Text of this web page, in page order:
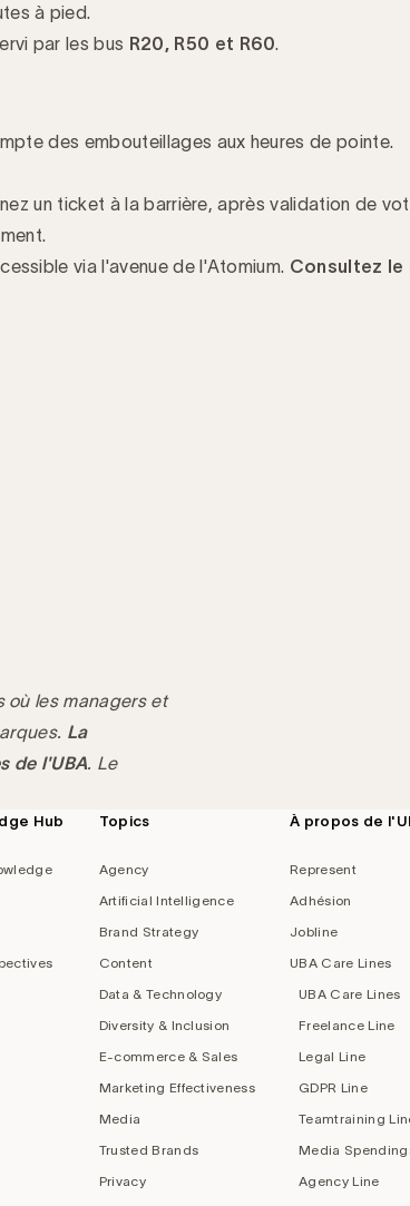
à pied.
par les bus R20, R50 et R60
des embouteillages aux heures de pointe.
un ticket à la barrière, après validation de
via l'avenue de l'Atomium. Consultez le
où les managers et
La
de l'UBA . Le
Hub Topics
Agency
Artificial Intelligence
Brand Strategy
Content
Data & Technology
Diversity & Inclusion
E-commerce & Sales
Marketing Effectiveness
Media
Trusted Brands
Privacy
À propos de
Represent
Adhésion
Jobline
UBA Care Lines
UBA Care Lines
Freelance Line
Legal Line
GDPR Line
Teamtraining
Media
Agency Line